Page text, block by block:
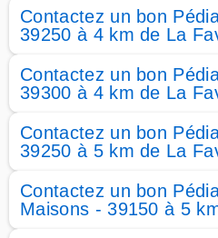
Contactez un bon
39250 à 4 km de La
Contactez un bon
39300 à 4 km de La
Contactez un bon
39250 à 5 km de La
Contactez un bon
Maisons - 39150 à 5